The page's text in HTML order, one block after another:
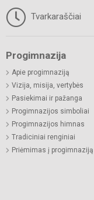
Tvarkaraščiai
Progimnazija
Apie progimnaziją
Vizija, misija, vertybės
Pasiekimai ir pažanga
Progimnazijos simboliai
Progimnazijos himnas
Tradiciniai renginiai
Priėmimas į progimnaziją